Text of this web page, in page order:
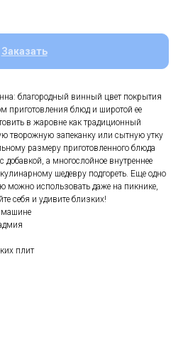
Заказать
благородный винный цвет покрытия
приготовления блюд и широтой ее
в жаровне как традиционный
творожную запеканку или сытную утку
размеру приготовленного блюда
добавкой, а многослойное внутреннее
шедевру подгореть. Еще одно
можно использовать даже на пикнике,
себя и удивите близких!
плит